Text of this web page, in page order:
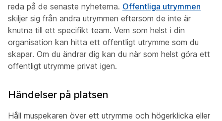
reda på de senaste nyheterna. Offentliga utrymmen
skiljer sig från andra utrymmen eftersom de inte är
knutna till ett specifikt team. Vem som helst i din
organisation kan hitta ett offentligt utrymme som du
skapar. Om du ändrar dig kan du när som helst göra ett
offentligt utrymme privat igen.
Händelser på platsen
Håll muspekaren över ett utrymme och högerklicka eller